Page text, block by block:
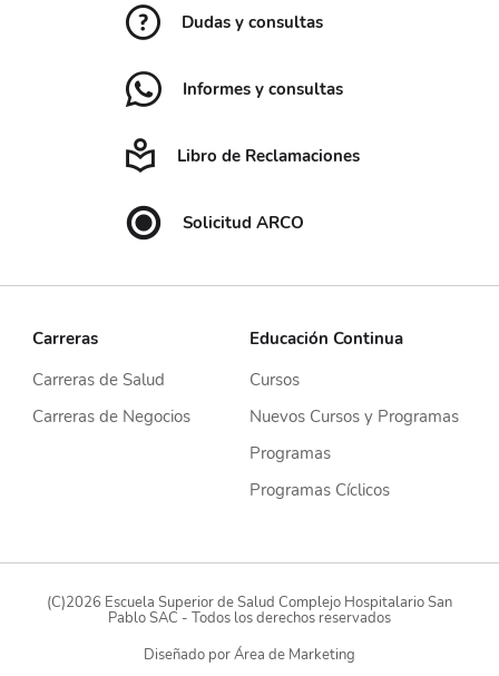
Solicitar información
Dudas y consultas
Informes y consultas
Libro de Reclamaciones
Solicitud ARCO
Carreras
Carreras de Salud
Carreras de Negocios
Educación Continua
Cursos
Nuevos Cursos y Programas
Programas
Programas Cíclicos
(C)2026 Escuela Superior de Salud Complejo Hospitalario San
Pablo SAC - Todos los derechos reservados
Diseñado porÁrea de Marketing